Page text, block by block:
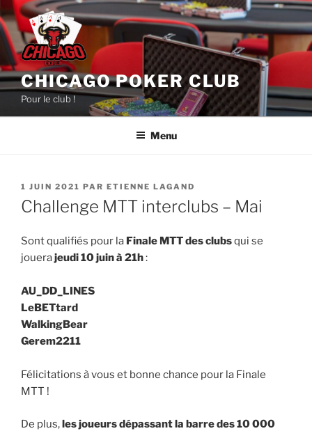
Aller
au
contenu
principal
CHICAGO POKER CLUB
Pour le club !
Menu
PUBLIÉ
LE
1 JUIN 2021 PAR ETIENNE LAGAND
Challenge MTT interclubs – Mai
Sont qualifiés pour la Finale MTT des clubsqui se
jouerajeudi 10 juin à 21h:
AU_DD_LINES
LeBETtard
WalkingBear
Gerem2211
Félicitations à vous et bonne chance pour la Finale
MTT !
De plus,les joueurs dépassant la barre des 10 000